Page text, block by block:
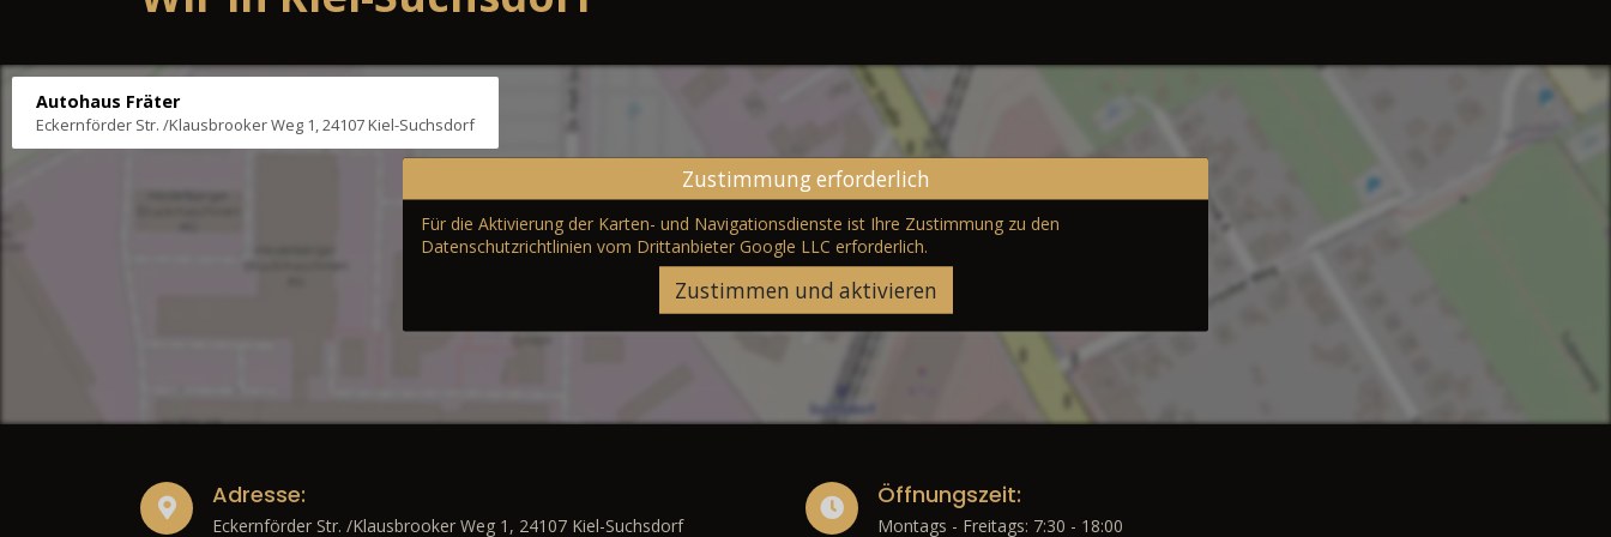
Autohaus Fräter
Eckernförder Str. /Klausbrooker Weg 1, 24107 Kiel-Suchsdorf
Zustimmung erforderlich
Für die Aktivierung der Karten- und Navigationsdienste ist Ihre Zustimmung zu den
Datenschutzrichtlinien vom Drittanbieter Google LLC erforderlich.
Zustimmen und aktivieren
Adresse:
Eckernförder Str. /Klausbrooker Weg 1, 24107 Kiel-Suchsdorf
Öffnungszeit:
Montags - Freitags: 7:30 - 18:00